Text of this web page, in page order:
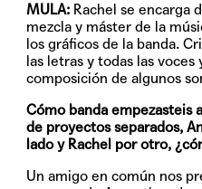
MULA: Rachel se encarga
mezcla y máster de la
los gráficos de la banda.
las letras y todas las voces
composición de algunos
Cómo banda empezasteis
de proyectos separados,
lado y Rachel por otro,
Un amigo en común nos